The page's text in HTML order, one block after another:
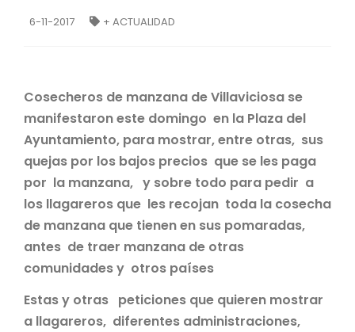
6-11-2017 + ACTUALIDAD
Cosecheros de manzana de Villaviciosa se
manifestaron este domingo en la Plaza del
Ayuntamiento, para mostrar, entre otras, sus
quejas por los bajos precios que se les paga
por la manzana, y sobre todo para pedir a
los llagareros que les recojan toda la cosecha
de manzana que tienen en sus pomaradas,
antes de traer manzana de otras
comunidades y otros países
Estas y otras peticiones que quieren mostrar
a llagareros, diferentes administraciones,